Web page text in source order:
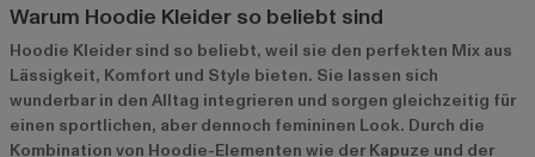
Warum Hoodie Kleider so beliebt sind
Hoodie Kleider sind so beliebt, weil sie den perfekten Mix aus
Lässigkeit, Komfort und Style bieten. Sie lassen sich
wunderbar in den Alltag integrieren und sorgen gleichzeitig für
einen sportlichen, aber dennoch femininen Look. Durch die
Kombination von Hoodie-Elementen wie der Kapuze und der